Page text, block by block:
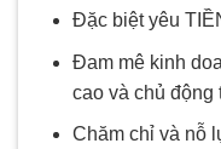
Đặc biệt yêu
Đam mê kinh
cao và chủ động
Chăm chỉ và nỗ